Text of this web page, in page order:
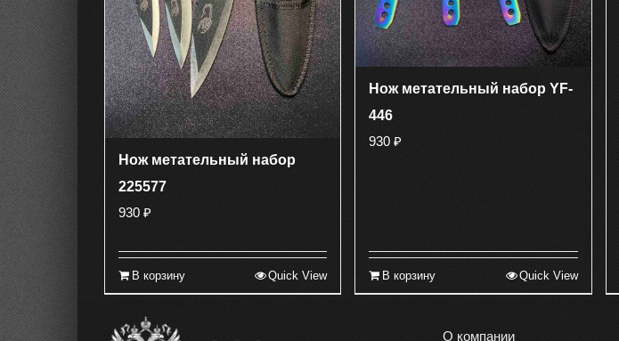
Нож метательный набор
225577
930 ₽
В корзину Quick View
Нож метательный набор YF-
446
930₽
В корзину Quick View
О компании